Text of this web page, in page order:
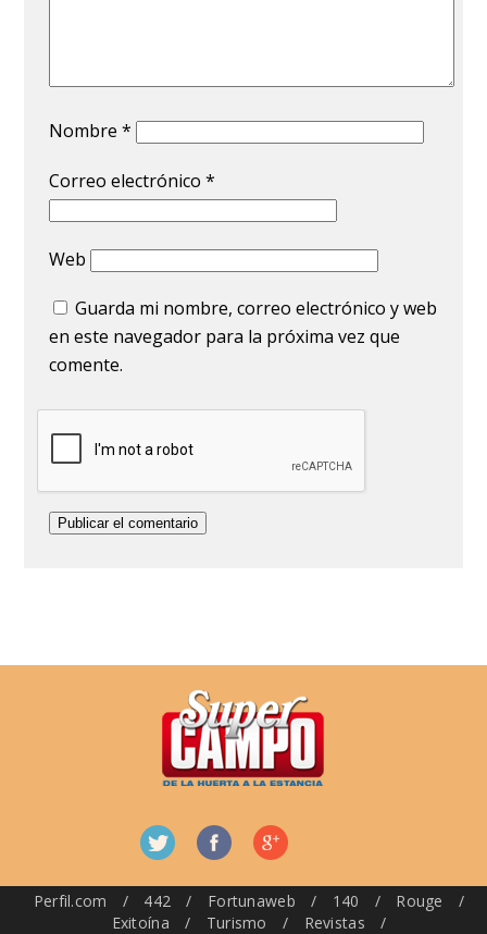
Nombre*
Correo electrónico*
Web
Guarda mi nombre, correo electrónico y web
en este navegador para la próxima vez que
comente.
Perfil.com / 442 / Fortunaweb / 140 / Rouge
/
Exitoína
/ Turismo / Revistas /